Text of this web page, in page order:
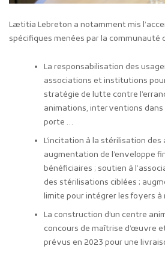
Lætitia Lebreton a notamment mis
spécifiques menées par la communauté
La responsabilisation des
associations et institutions
stratégie de lutte contre
animations, interventions dans
porte …
L’incitation à la stérilisation
augmentation de l’enveloppe
bénéficiaires ; soutien à
des stérilisations ciblées ;
limite pour intégrer les foyers
La construction d’un centre
concours de maîtrise d’œuvre
prévus en 2023 pour une